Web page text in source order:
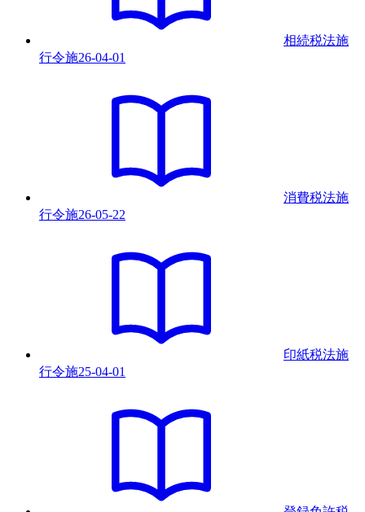
相続税法施
行令施26-04-01
消費税法施
行令施26-05-22
印紙税法施
行令施25-04-01